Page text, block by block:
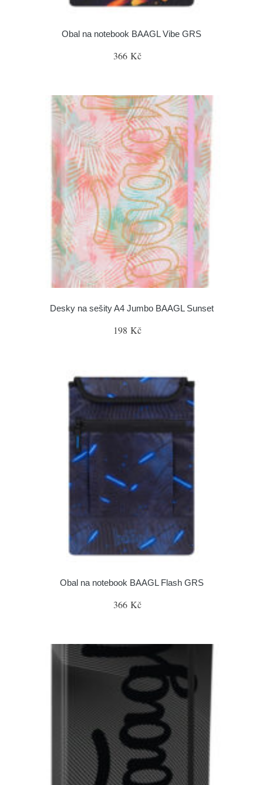
Obal na notebook BAAGL Vibe GRS
366 Kč
Desky na sešity A4 Jumbo BAAGL Sunset
198 Kč
Obal na notebook BAAGL Flash GRS
366 Kč